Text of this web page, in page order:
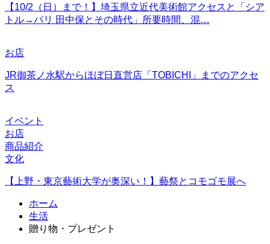
【10/2（日）まで！】埼玉県立近代美術館アクセスと「シア
トル→パリ 田中保とその時代」所要時間、混…
お店
JR御茶ノ水駅からほぼ日直営店「TOBICHI」までのアクセ
ス
イベント
お店
商品紹介
文化
【上野・東京藝術大学が奥深い！】藝祭とコモゴモ展へ
ホーム
生活
贈り物・プレゼント